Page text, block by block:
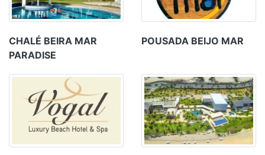
CHALÉ BEIRA MAR
PARADISE
POUSADA BEIJO MAR